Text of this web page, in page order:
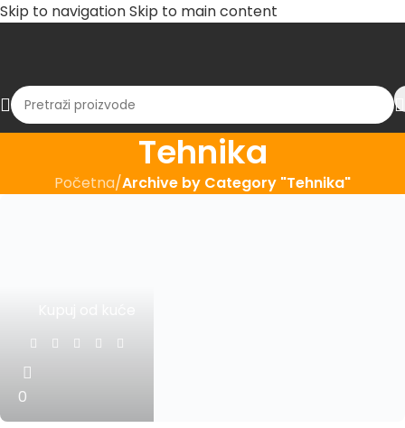
Skip to navigationSkip to main content
Tehnika
Početna/Archive by Category "Tehnika"
0